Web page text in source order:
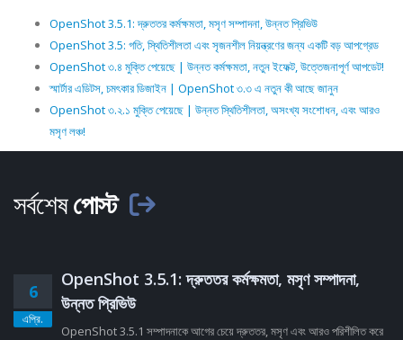
OpenShot 3.5.1: দ্রুততর কর্মক্ষমতা, মসৃণ সম্পাদনা, উন্নত প্রিভিউ
OpenShot 3.5: গতি, স্থিতিশীলতা এবং সৃজনশীল নিয়ন্ত্রণের জন্য একটি বড় আপগ্রেড
OpenShot ৩.৪ মুক্তি পেয়েছে | উন্নত কর্মক্ষমতা, নতুন ইফেক্ট, উত্তেজনাপূর্ণ আপডেট!
স্মার্টার এডিটস, চমৎকার ডিজাইন | OpenShot ৩.৩ এ নতুন কী আছে জানুন
OpenShot ৩.২.১ মুক্তি পেয়েছে | উন্নত স্থিতিশীলতা, অসংখ্য সংশোধন, এবং আরও
মসৃণ লঞ্চ!
সর্বশেষপোস্ট
6
এপ্রি.
OpenShot 3.5.1: দ্রুততর কর্মক্ষমতা, মসৃণ সম্পাদনা,
উন্নত প্রিভিউ
OpenShot 3.5.1 সম্পাদনাকে আগের চেয়ে দ্রুততর, মসৃণ এবং আরও পরিশীলিত করে